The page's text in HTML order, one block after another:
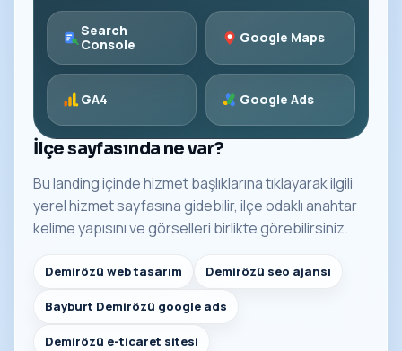
Search
Console
Google Maps
GA4 Google Ads
İlçe sayfasında ne var?
Bu landing içinde hizmet başlıklarına tıklayarak ilgili
yerel hizmet sayfasına gidebilir, ilçe odaklı anahtar
kelime yapısını ve görselleri birlikte görebilirsiniz.
Demirözü web tasarım Demirözü seo ajansı
Bayburt Demirözü google ads
Demirözü e-ticaret sitesi